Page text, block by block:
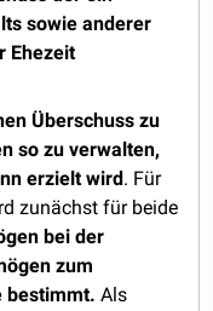
sowie anderer
Ehezeit
Überschuss zu
so zu verwalten,
erzielt wird . Für
zunächst für beide
bei der
zum
bestimmt. Als